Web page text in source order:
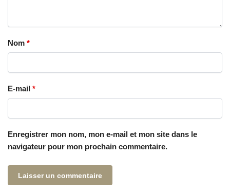
Nom *
E-mail *
Enregistrer mon nom, mon e-mail et mon site dans le
navigateur pour mon prochain commentaire.